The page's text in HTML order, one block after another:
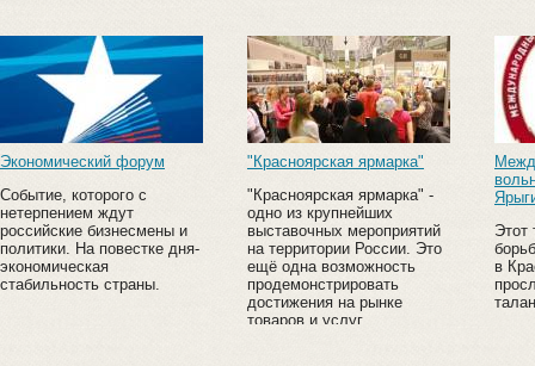
Экономический форум
Событие, которого с
нетерпением ждут
российские бизнесмены и
политики. На повестке дня-
экономическая
стабильность страны.
"Красноярская ярмарка"
"Красноярская ярмарка" -
одно из крупнейших
выставочных мероприятий
на территории России. Это
ещё одна возможность
продемонстрировать
достижения на рынке
товаров и услуг.
Этот
в